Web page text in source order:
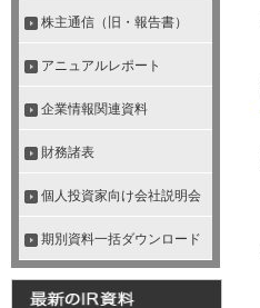
株主通信（旧・報告書）
アニュアルレポート
企業情報関連資料
財務諸表
個人投資家向け会社説明会
期別資料一括ダウンロード